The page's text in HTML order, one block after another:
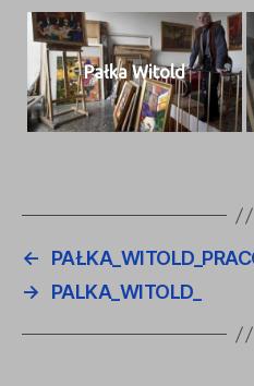
Pał­ka Witold
←
→
PALKA_WITOLD_